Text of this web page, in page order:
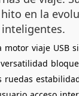
en la
motor viaje USB
versatilidad
ruedas